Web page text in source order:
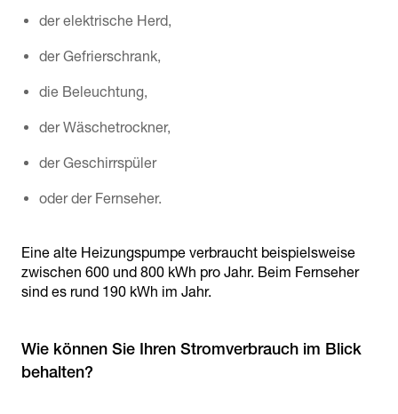
der elektrische Herd,
der Gefrierschrank,
die Beleuchtung,
der Wäschetrockner,
der Geschirrspüler
oder der Fernseher.
Eine alte Heizungspumpe verbraucht beispielsweise
zwischen 600 und 800 kWh pro Jahr. Beim Fernseher
sind es rund 190 kWh im Jahr.
Wie können Sie Ihren Stromverbrauch im Blick
behalten?